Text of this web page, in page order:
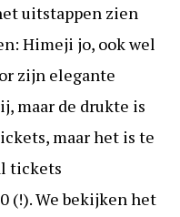
uitstappen zien
Himeji jo, ook wel
zijn elegante
maar de drukte is
maar het is te
tickets
(!). We bekijken het